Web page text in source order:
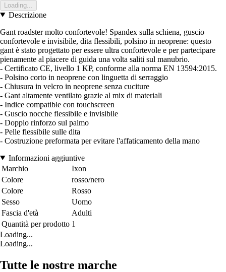
Loading...
Descrizione
Gant roadster molto confortevole! Spandex sulla schiena, guscio
confortevole e invisibile, dita flessibili, polsino in neoprene: questo
gant è stato progettato per essere ultra confortevole e per partecipare
pienamente al piacere di guida una volta saliti sul manubrio.
- Certificato CE, livello 1 KP, conforme alla norma EN 13594:2015.
- Polsino corto in neoprene con linguetta di serraggio
- Chiusura in velcro in neoprene senza cuciture
- Gant altamente ventilato grazie al mix di materiali
- Indice compatible con touchscreen
- Guscio nocche flessibile e invisibile
- Doppio rinforzo sul palmo
- Pelle flessibile sulle dita
- Costruzione preformata per evitare l'affaticamento della mano
Informazioni aggiuntive
Marchio
Ixon
Colore
rosso/nero
Colore
Rosso
Sesso
Uomo
Fascia d'età
Adulti
Quantità per prodotto 1
Loading...
Loading...
Tutte le nostre marche